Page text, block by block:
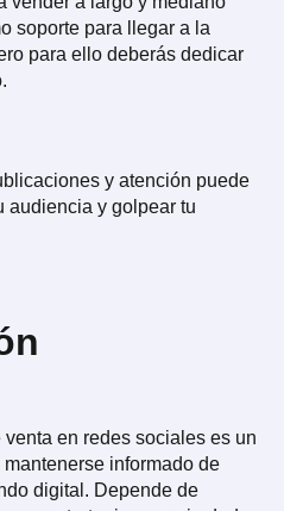
soporte para llegar a la
para ello deberás dedicar
y atención puede
audiencia y golpear tu
en redes sociales es un
informado de
digital. Depende de